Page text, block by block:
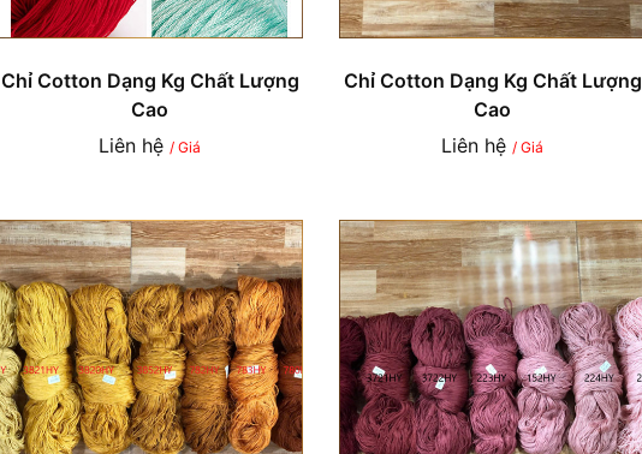
Chỉ Cotton Dạng Kg Chất Lượng
Cao
Liên hệ / Giá
Chỉ Cotton Dạng Kg Chất Lượng
Cao
Liên hệ / Giá